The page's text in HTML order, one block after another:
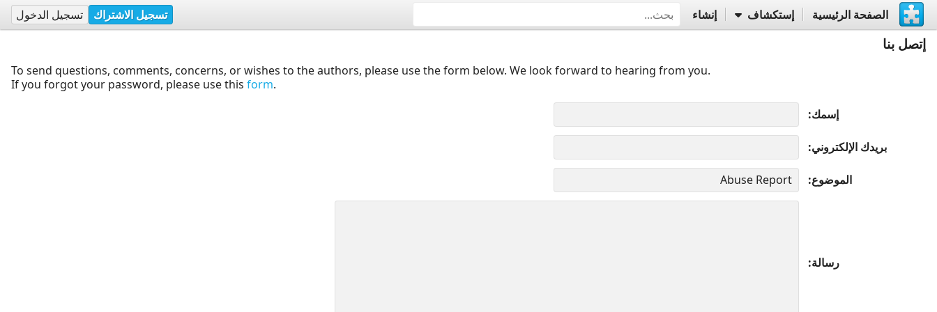
الصفحة الرئيسية إستكشاف إنشاء تسجيل الاشتراك تسجيل الدخول
إتصل بنا
To send questions, comments, concerns, or wishes to the authors, please use the form below. We look forward to hearing from you.
If you forgot your password, please use this form.
إسمك
بريدك الإلكتروني
الموضوع
رسالة